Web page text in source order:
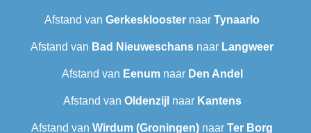
Afstand van Gerkesklooster naar Tynaarlo
Afstand van Bad Nieuweschans naar Langweer‎
Afstand van Eenumnaar Den Andel
Afstand van Oldenzijl naar Kantens
Afstand van Wirdum (Groningen) naar Ter Borg